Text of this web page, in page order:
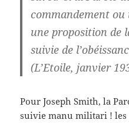
commandement ou
une proposition de
suivie de
(L’Etoile, janvier
Pour Joseph Smith, la
suivie manu militari ! les